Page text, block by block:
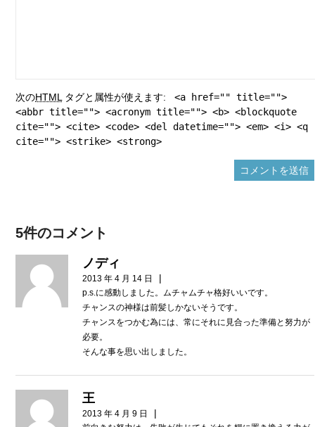
次のHTML タグと属性が使えます:
<a href="" title="">
<abbr title=""> <acronym title=""> <b> <blockquote
cite=""> <cite> <code> <del datetime=""> <em> <i> <q
cite=""> <strike> <strong>
5件のコメント
ノディ
2013 年 4 月 14 日 |
p.s.に感動しました。ムチャムチャ格好いいです。
チャンスの神様は前髪しかないそうです。
チャンスをつかむ為には、常にそれに見合った準備と努力が
必要。
そんな事を思い出しました。
王
2013 年 4 月 9 日 |